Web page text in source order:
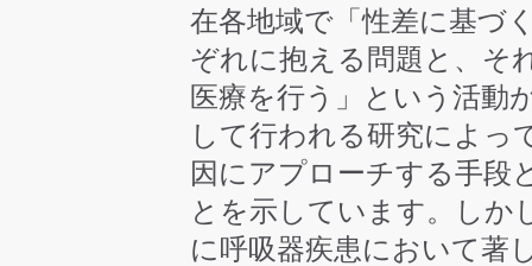
在各地域で「性差に基づ
ぞれに抱える問題と、そ
医療を行う」という活動
して行われる研究によっ
因にアプローチする手段
とを示しています。しか
に呼吸器疾患において著